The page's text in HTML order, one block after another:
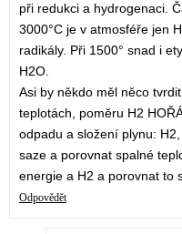
při redukci a hydrogenaci.
3000°C je v atmosféře jen
radikály. Při 1500° snad i
H2O.
Asi by někdo měl něco
teplotách, poměru H2
odpadu a složení plynu:
saze a porovnat spalné
energie a H2 a porovnat to
Odpovědět